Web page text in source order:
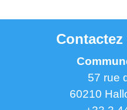
57 rue
60210